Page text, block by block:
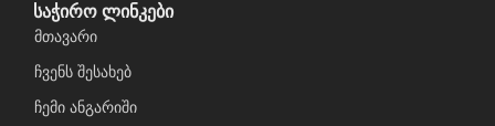
საჭირო ლინკები
მთავარი
ჩვენს შესახებ
ჩემი ანგარიში